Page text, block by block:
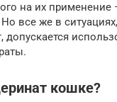
на их применение
все же в
допускается
кошке?